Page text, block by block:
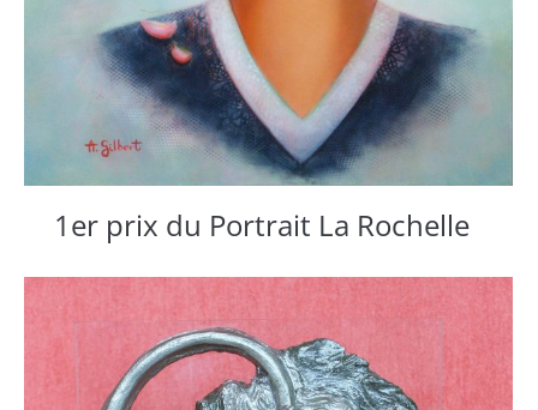
1er prix du Portrait La Rochelle